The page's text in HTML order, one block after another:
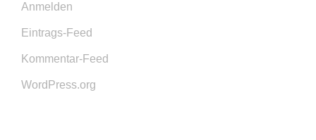
Anmelden
Eintrags-Feed
Kommentar-Feed
WordPress.org